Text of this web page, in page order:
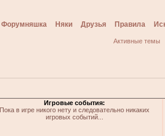
Форумняшка Няки Друзья Правила
Активные темы
Игровые события:
Пока в игре никого нету и следовательно никаких
игровых событий...